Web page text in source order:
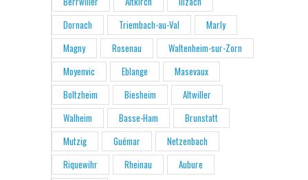
Dornach
Triembach-au-Val
Marly
Magny
Rosenau
Waltenheim-sur-Zorn
Moyenvic
Eblange
Masevaux
Boltzheim
Biesheim
Altwiller
Walheim
Basse-Ham
Brunstatt
Mutzig
Guémar
Netzenbach
Riquewihr
Rheinau
Aubure